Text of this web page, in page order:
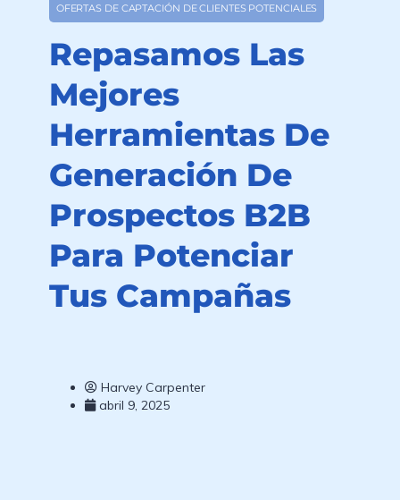
OFERTAS DE CAPTACIÓN DE CLIENTES POTENCIALES
Repasamos Las
Mejores
Herramientas De
Generación De
Prospectos B2B
Para Potenciar
Tus Campañas
Harvey Carpenter
abril 9, 2025